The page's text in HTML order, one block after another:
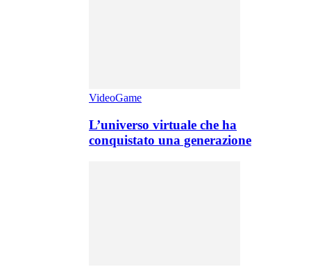
VideoGame
L’universo virtuale che ha
conquistato una generazione